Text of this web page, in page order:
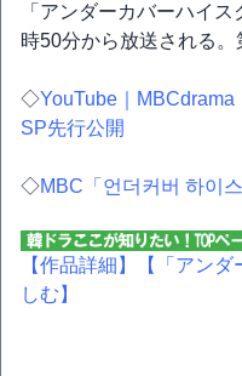
「アンダーカバーハイ
時50分から放送される。
◇YouTube｜MBCdrama
SP先行公開
◇MBC「언더커버 하이
【作品詳細】
【「アン
しむ】